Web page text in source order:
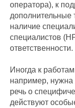
оператора), к
дополнительные
наличие
специалистов
ответственности.
Иногда к
например, нужна
речь о
действуют